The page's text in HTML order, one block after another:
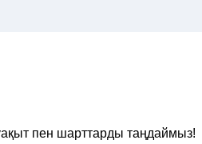
пен шарттарды таңдаймыз!